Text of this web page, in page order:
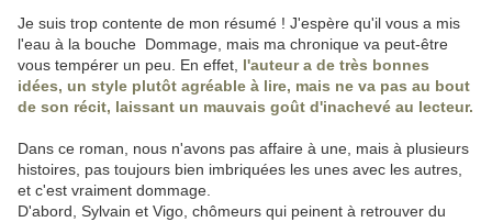
Je suis trop contente de mon résumé ! J'espère qu'il vous a mis
l'eau à la bouche Dommage, mais ma chronique va peut-être
vous tempérer un peu. En effet, l'auteur a de très bonnes
idées, un style plutôt agréable à lire, mais ne va pas au bout
de son récit, laissant un mauvais goût d'inachevé au lecteur.
Dans ce roman, nous n'avons pas affaire à une, mais à plusieurs
histoires, pas toujours bien imbriquées les unes avec les autres,
et c'est vraiment dommage.
D'abord, Sylvain et Vigo, chômeurs qui peinent à retrouver du